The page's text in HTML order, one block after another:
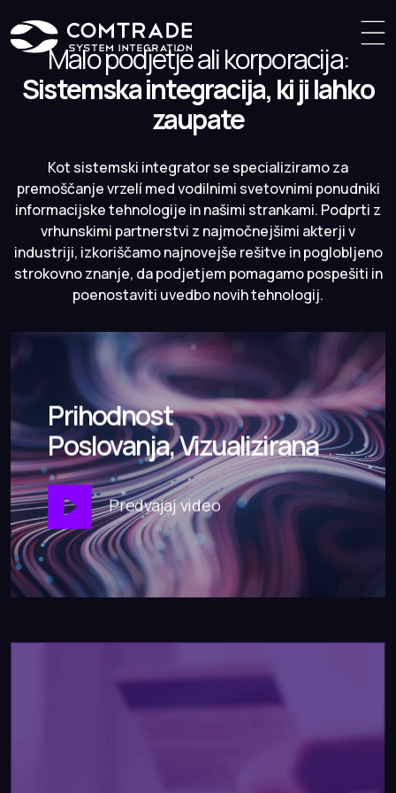
Malo podjetje ali korporacija:
Sistemska integracija, ki ji lahko
zaupate
Kot sistemski integrator se specializiramo za
premoščanje vrzelí med vodilnimi svetovnimi ponudniki
informacijske tehnologije in našimi strankami. Podprti z
vrhunskimi partnerstvi z najmočnejšimi akterji v
industriji, izkoriščamo najnovejše rešitve in poglobljeno
strokovno znanje, da podjetjem pomagamo pospešiti in
poenostaviti uvedbo novih tehnologij.
Prihodnost
Poslovanja, Vizualizirana
Predvajaj video